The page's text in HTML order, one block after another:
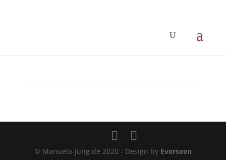
© Manuela-Jung.de 2020 - Design by Everseen